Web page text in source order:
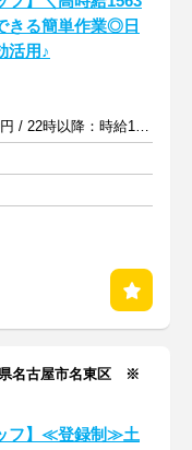
きる簡単作業◎日
活用♪
20時～22時：時給1250円 / 22時以降：時給1563円 ＋交通費
名古屋市名東区 ※
フ】≪登録制≫土